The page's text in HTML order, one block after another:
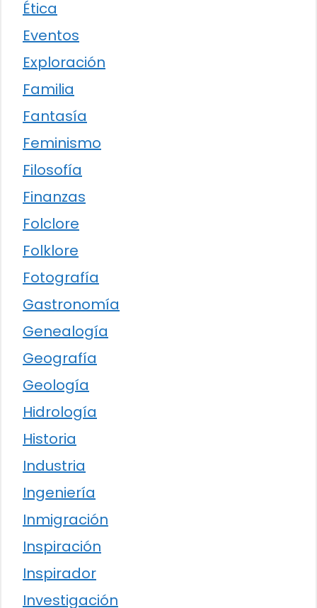
Ética
Eventos
Exploración
Familia
Fantasía
Feminismo
Filosofía
Finanzas
Folclore
Folklore
Fotografía
Gastronomía
Genealogía
Geografía
Geología
Hidrología
Historia
Industria
Ingeniería
Inmigración
Inspiración
Inspirador
Investigación